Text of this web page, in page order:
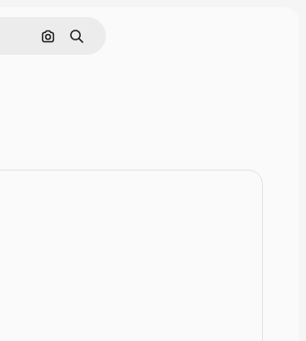
Rechercher par image
Rechercher